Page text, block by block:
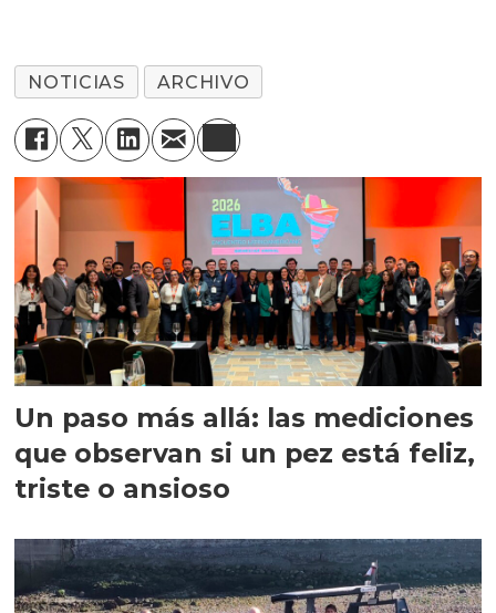
NOTICIAS ARCHIVO
Un paso más allá: las mediciones
que observan si un pez está feliz,
triste o ansioso